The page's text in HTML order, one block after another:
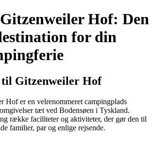
Hof: Den
for din
Gitzenweiler Hof
Hof er en velrenommeret campingplads
tæt ved Bodensøen i Tyskland.
række faciliteter og aktiviteter, der gør den til
familier, par og enlige rejsende.